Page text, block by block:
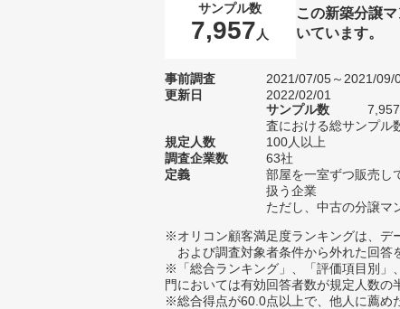
サンプル数
7,957 人
この新築分譲
いています。
事前調査
2021/07/05～2021/09/
更新日
2022/02/01
サンプル数
査における総サンプル
規定人数
100人以上
調査企業数
63社
定義
部屋を一室ずつ販売し
扱う企業
ただし、中古の分譲マ
※オリコン顧客満足度ランキングは、デ
および調査対象者条件から外れた回答
※「総合ランキング」、「評価項目別」
門においては有効回答者数が規定人数の
※総合得点が60.0点以上で、他人に薦め